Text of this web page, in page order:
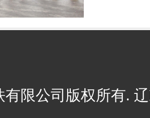
限公司版权所有. 辽